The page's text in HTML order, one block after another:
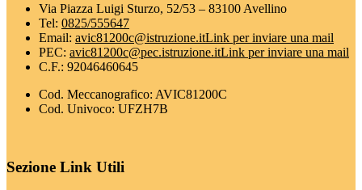
Via Piazza Luigi Sturzo, 52/53 – 83100 Avellino
Tel: 0825/555647
Email: avic81200c@istruzione.itLink per inviare una mail
PEC: avic81200c@pec.istruzione.itLink per inviare una mail
C.F.: 92046460645
Cod. Meccanografico: AVIC81200C
Cod. Univoco: UFZH7B
Sezione Link Utili